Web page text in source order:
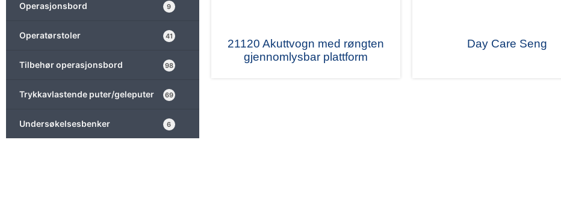
Operasjonsbord 9
Operatørstoler 41
Tilbehør operasjonsbord 98
Trykkavlastende puter/geleputer 69
Undersøkelsesbenker 6
21120 Akuttvogn med røngten
gjennomlysbar plattform
Day Care Seng